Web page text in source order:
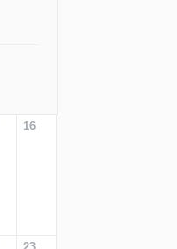
16